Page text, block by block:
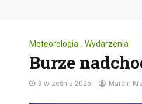
Meteorologia , Wydarzenia
Burze
9 września 2025 Marcin